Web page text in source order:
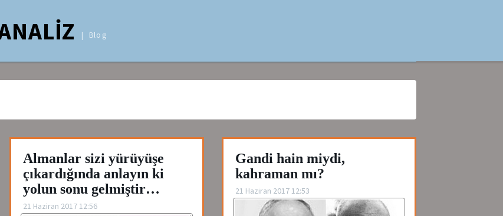
Blog
Almanlar sizi yürüyüşe
çıkardığında anlayın ki
yolun sonu gelmiştir…
21 Haziran 2017 12:56
Gandi hain miydi,
kahraman mı?
21 Haziran 2017 12:53